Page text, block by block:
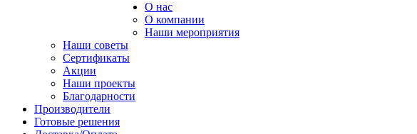
О нас
О компании
Наши мероприятия
Наши советы
Сертификаты
Акции
Наши проекты
Благодарности
Производители
Готовые решения